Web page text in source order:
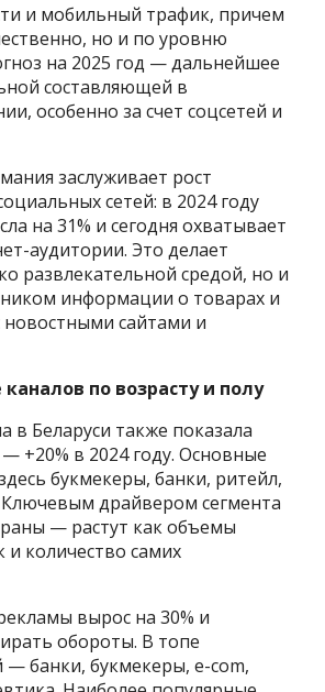
и мобильный трафик, причем
но и по уровню
на 2025 год — дальнейшее
составляющей в
особенно за счет соцсетей и
заслуживает рост
сетей: в 2024 году
на 31% и сегодня охватывает
аудитории. Это делает
развлекательной средой, но и
информации о товарах и
новостными сайтами и
по возрасту и полу
в Беларуси также показала
+20% в 2024 году. Основные
букмекеры, банки, ритейл,
Ключевым драйвером сегмента
— растут как объемы
количество самих
вырос на 30% и
обороты. В топе
— банки, букмекеры, e-com,